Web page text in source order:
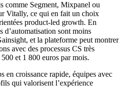
comme Segment, Mixpanel ou
Vitally, ce qui en fait un choix
product-led growth. En
d’automatisation sont moins
et la plateforme peut montrer
avec des processus CS très
et 1 800 euros par mois.
en croissance rapide, équipes avec
qui valorisent l’expérience